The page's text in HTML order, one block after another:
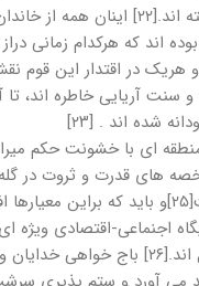
منوچهرو… آمده اند ورفته اند.[۲۲]
اند که هرکدام زمانی
و هریک در اقتدار این قوم
سنت آریایی خاطره اند، تا
شده اند . [۲۳]
های قدرت و ثروت در گله
اجنماعی-اقتصادی ویژه
خواجگان و سران قبایل اند.[۲۶] باج